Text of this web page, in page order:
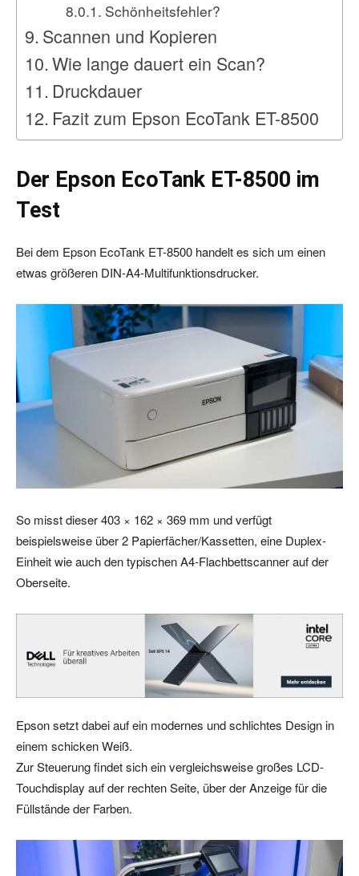
Schönheitsfehler?
Scannen und Kopieren
Wie lange dauert ein Scan?
Druckdauer
Fazit zum Epson EcoTank ET-8500
Der Epson EcoTank ET-8500 im
Test
Bei dem Epson EcoTank ET-8500 handelt es sich um einen
etwas größeren DIN-A4-Multifunktionsdrucker.
So misst dieser 403 × 162 × 369 mm und verfügt
beispielsweise über 2 Papierfächer/Kassetten, eine Duplex-
Einheit wie auch den typischen A4-Flachbettscanner auf der
Oberseite.
Epson setzt dabei auf ein modernes und schlichtes Design in
einem schicken Weiß.
Zur Steuerung findet sich ein vergleichsweise großes LCD-
Touchdisplay auf der rechten Seite, über der Anzeige für die
Füllstände der Farben.